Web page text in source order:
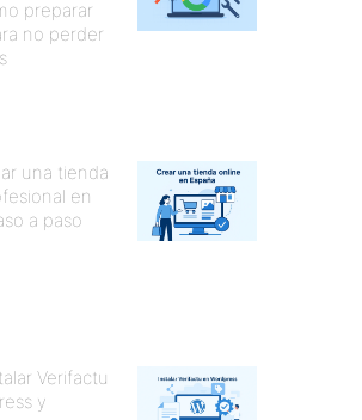
preparar
no perder
una tienda
en
a paso
Verifactu
y